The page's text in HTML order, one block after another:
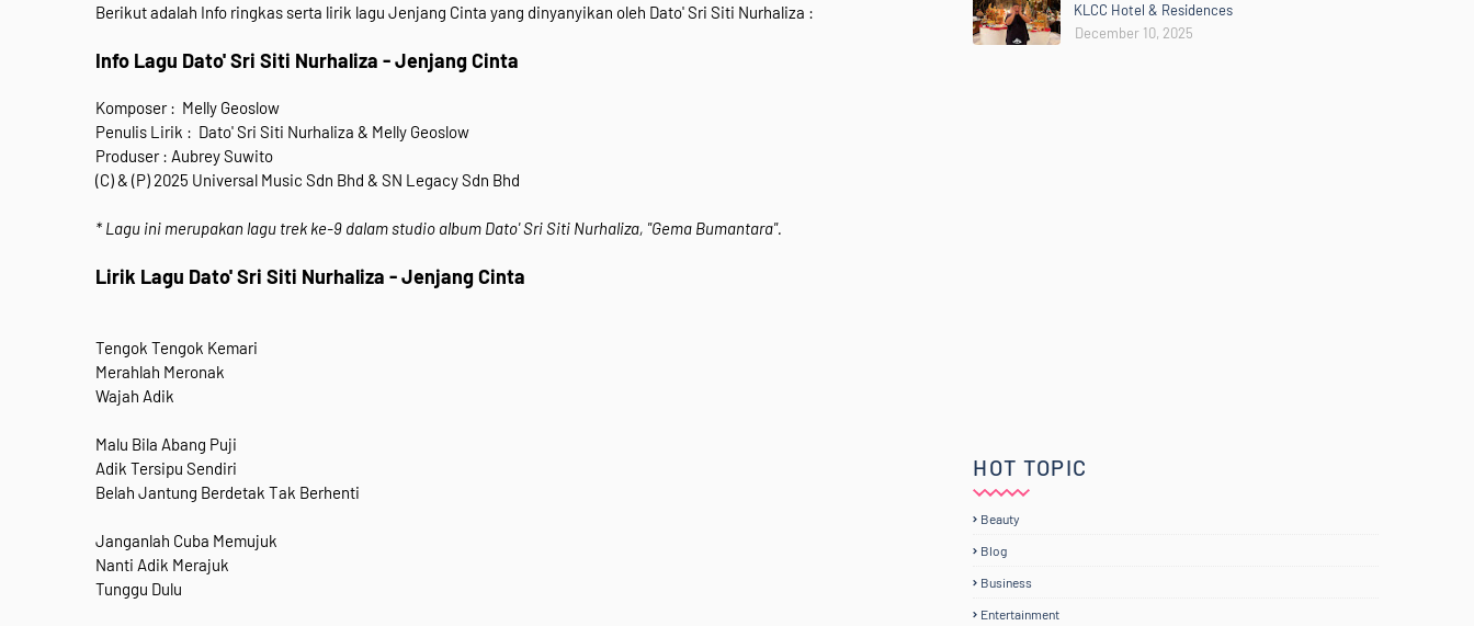
Berikut adalah Info ringkas serta lirik lagu Jenjang Cinta yang dinyanyikan oleh Dato' Sri Siti Nurhaliza :
Info Lagu Dato' Sri Siti Nurhaliza - Jenjang Cinta
Komposer : Melly Geoslow
Penulis Lirik : Dato' Sri Siti Nurhaliza & Melly Geoslow
Produser : Aubrey Suwito
(C) & (P) 2025 Universal Music Sdn Bhd & SN Legacy Sdn Bhd
* Lagu ini merupakan lagu trek ke-9 dalam studio album Dato' Sri Siti Nurhaliza, "Gema Bumantara".
Lirik Lagu Dato' Sri Siti Nurhaliza - Jenjang Cinta
Tengok Tengok Kemari
Merahlah Meronak
Wajah Adik
Malu Bila Abang Puji
Adik Tersipu Sendiri
Belah Jantung Berdetak Tak Berhenti
Janganlah Cuba Memujuk
Nanti Adik Merajuk
Tunggu Dulu
KLCC Hotel & Residences
December 10, 2025
HOT TOPIC
Beauty
Blog
Business
Entertainment